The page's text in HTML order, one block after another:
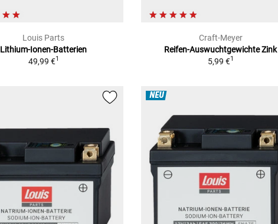
Louis Parts
Lithium-Ionen-Batterien
49,99 €1
Craft-Meyer
Reifen-Auswuchtgewichte Zink
5,99 €1
NEU